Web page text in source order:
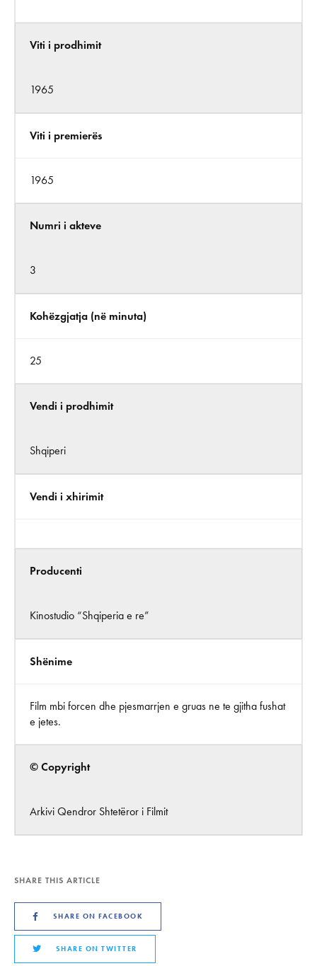
Viti i prodhimit
1965
Viti i premierës
1965
Numri i akteve
3
Kohëzgjatja (në minuta)
25
Vendi i prodhimit
Shqiperi
Vendi i xhirimit
Producenti
Kinostudio “Shqiperia e re”
Shënime
Film mbi forcen dhe pjesmarrjen e gruas ne te gjitha fushat
e jetes.
© Copyright
Arkivi Qendror Shtetëror i Filmit
SHARE THIS ARTICLE
SHARE ON FACEBOOK
SHARE ON TWITTER